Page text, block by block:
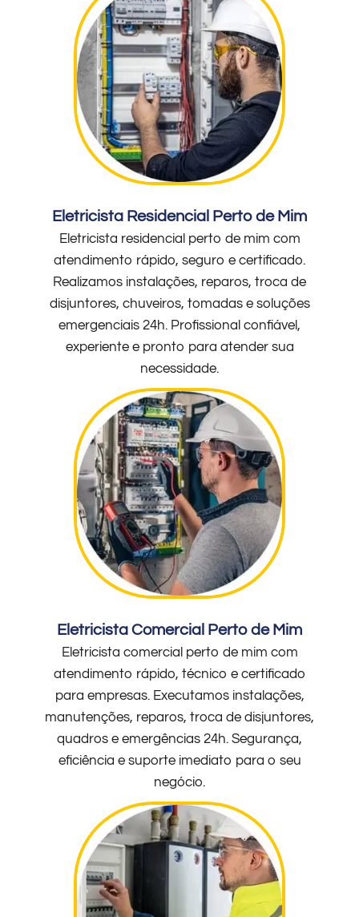
Eletricista Residencial Perto de Mim
Eletricista residencial perto de mim com
atendimento rápido, seguro e certificado.
Realizamos instalações, reparos, troca de
disjuntores, chuveiros, tomadas e soluções
emergenciais 24h. Profissional confiável,
experiente e pronto para atender sua
necessidade.
Eletricista Comercial Perto de Mim
Eletricista comercial perto de mim com
atendimento rápido, técnico e certificado
para empresas. Executamos instalações,
manutenções, reparos, troca de disjuntores,
quadros e emergências 24h. Segurança,
eficiência e suporte imediato para o seu
negócio.